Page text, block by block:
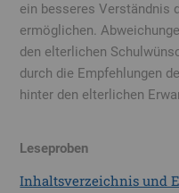
ein besseres Verständnis
ermöglichen.
den elterlichen
durch die Empfehlungen
hinter den elterlichen
Leseproben
Inhaltsverzeichnis und